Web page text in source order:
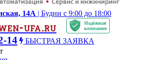
14А | Будни с 9:00 до 18:00
ufa.ru
Надёжная
компания
14
БЫСТРАЯ ЗАЯВКА